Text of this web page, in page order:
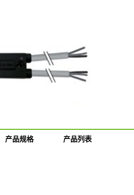
产品规格 产品列表